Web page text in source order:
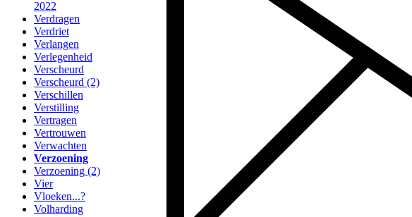
2022
Verdragen
Verdriet
Verlangen
Verlegenheid
Verscheurd
Verscheurd (2)
Verschillen
Verstilling
Vertragen
Vertrouwen
Verwachten
Verzoening
Verzoening (2)
Vier
Vloeken...?
Volharding